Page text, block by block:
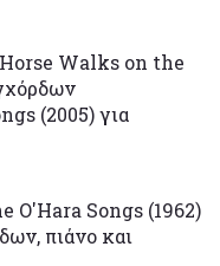
Walks on the
(2005) για
O'Hara Songs (1962)
πιάνο και